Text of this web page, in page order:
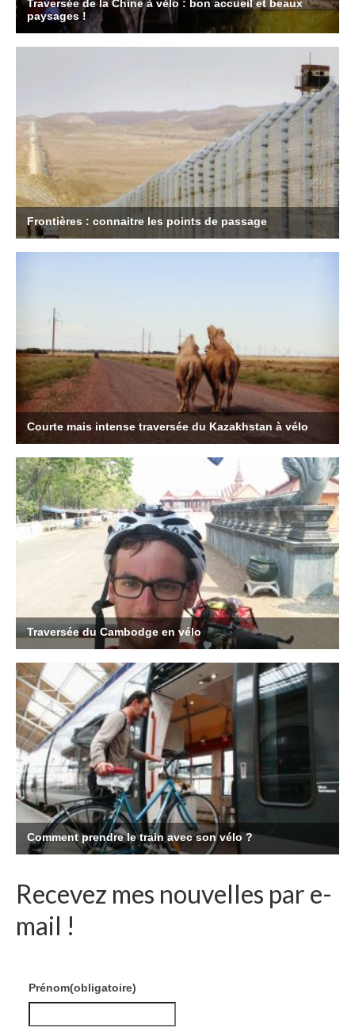
Recevez mes nouvelles par e-
mail !
Prénom(obligatoire)